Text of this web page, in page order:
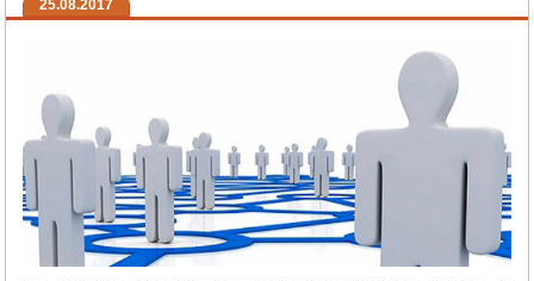
25.08.2017